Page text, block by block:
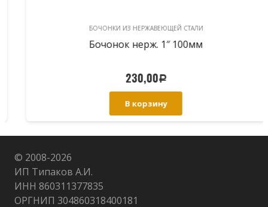
БОЧОНКИ ИЗ НЕРЖАВЕЮЩЕЙ СТАЛИ
Бочонок нерж. 1″ 100мм
230,00 Р
В корзину
© 2008-2026
ИП Типаков А.И.
ИНН 860311377835
ОРГНИП 304860318400181